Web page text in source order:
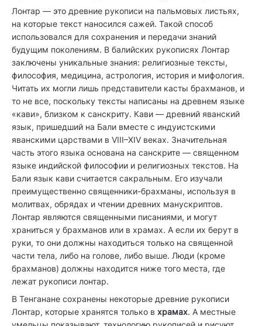
Лонтар — это древние рукописи на пальмовых листьях,
на которые текст наносился сажей. Такой способ
использовался для сохранения и передачи знаний
будущим поколениям. В балийских рукописях Лонтар
заключены уникальные знания: религиозные тексты,
философия, медицина, астрология, история и мифология.
Читать их могли лишь представители касты брахманов, и
то не все, поскольку тексты написаны на древнем языке
«кави», близком к санскриту. Кави — древний яванский
язык, пришедший на Бали вместе с индуистскими
яванскими царствами в VIII–XIV веках. Значительная
часть этого языка основана на санскрите — священном
языке индийской философии и религиозных текстов. На
Бали язык кави считается сакральным. Его изучали
преимущественно священники-брахманы, используя в
молитвах, обрядах и чтении древних манускриптов.
Лонтар являются священными писаниями, и могут
храниться у брахманов или в храмах. А если их берут в
руки, то они должны находиться только на священной
части тела, либо на голове, либо выше. Люди (кроме
брахманов) должны находится ниже того места, где
лежат рукописи лонтар.
В Тенганане сохранены некоторые древние рукописи
Лонтар, которые хранятся только в храмах. А местные